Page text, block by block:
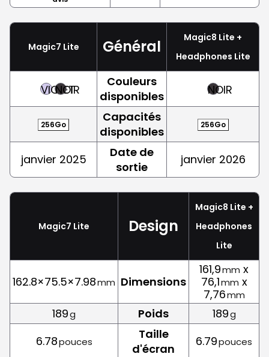
Magic7 Lite Général
Magic8 Lite +
Headphones Lite
VIOLET
NOIR
Couleurs
disponibles
NOIR
256Go
Capacités
disponibles
256Go
janvier 2025
Date de
sortie
janvier 2026
Magic7 Lite Design
Magic8 Lite +
Headphones
Lite
162.8×75.5×7.98mm Dimensions
161,9mm x
76,1mm x
7,76mm
189g Poids 189g
6.78pouces
Taille
d'écran
6.79pouces